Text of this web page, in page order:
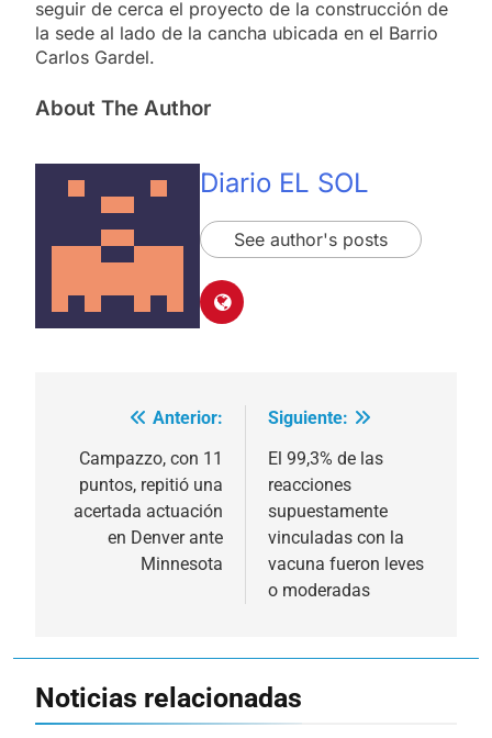
seguir de cerca el proyecto de la construcción de
la sede al lado de la cancha ubicada en el Barrio
Carlos Gardel.
About The Author
Diario EL SOL
See author's posts
Navegación
de
entradas
Anterior:
Campazzo, con 11
puntos, repitió una
acertada actuación
en Denver ante
Minnesota
Siguiente:
El 99,3% de las
reacciones
supuestamente
vinculadas con la
vacuna fueron leves
o moderadas
Noticias relacionadas